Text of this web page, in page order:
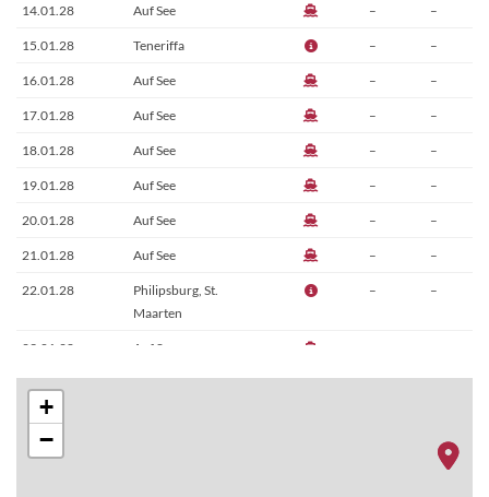
14.01.28 Auf See – –
15.01.28 Teneriffa – –
16.01.28 Auf See – –
17.01.28 Auf See – –
18.01.28 Auf See – –
19.01.28 Auf See – –
20.01.28 Auf See – –
21.01.28 Auf See – –
22.01.28
Philipsburg, St.
Maarten
– –
23.01.28 Auf See
24.01.28 Grenada – –
25.01.28
26.01.28
+
−